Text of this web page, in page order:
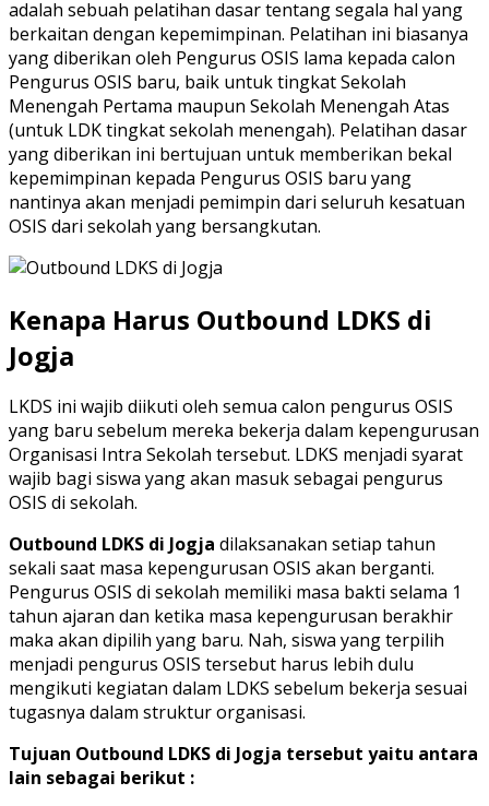
adalah sebuah pelatihan dasar tentang segala hal yang
berkaitan dengan kepemimpinan. Pelatihan ini biasanya
yang diberikan oleh Pengurus OSIS lama kepada calon
Pengurus OSIS baru, baik untuk tingkat Sekolah
Menengah Pertama maupun Sekolah Menengah Atas
(untuk LDK tingkat sekolah menengah). Pelatihan dasar
yang diberikan ini bertujuan untuk memberikan bekal
kepemimpinan kepada Pengurus OSIS baru yang
nantinya akan menjadi pemimpin dari seluruh kesatuan
OSIS dari sekolah yang bersangkutan.
Kenapa Harus Outbound LDKS di
Jogja
LKDS ini wajib diikuti oleh semua calon pengurus OSIS
yang baru sebelum mereka bekerja dalam kepengurusan
Organisasi Intra Sekolah tersebut. LDKS menjadi syarat
wajib bagi siswa yang akan masuk sebagai pengurus
OSIS di sekolah.
Outbound LDKS di Jogja dilaksanakan setiap tahun
sekali saat masa kepengurusan OSIS akan berganti.
Pengurus OSIS di sekolah memiliki masa bakti selama 1
tahun ajaran dan ketika masa kepengurusan berakhir
maka akan dipilih yang baru. Nah, siswa yang terpilih
menjadi pengurus OSIS tersebut harus lebih dulu
mengikuti kegiatan dalam LDKS sebelum bekerja sesuai
tugasnya dalam struktur organisasi.
Tujuan Outbound LDKS di Jogja tersebut yaitu antara
lain sebagai berikut :